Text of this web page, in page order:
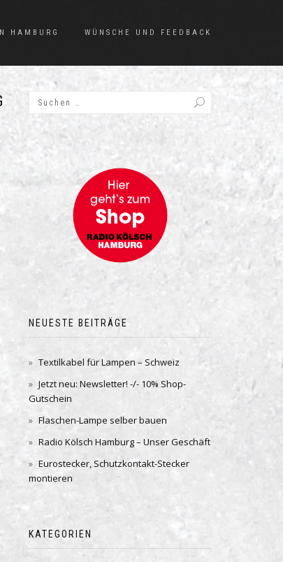
HAMBURG WÜNSCHE UND FEEDBACK
NEUESTE BEITRÄGE
Textilkabel für Lampen – Schweiz
Jetzt neu: Newsletter! -/- 10% Shop-
Gutschein
Flaschen-Lampe selber bauen
Radio Kölsch Hamburg – Unser Geschäft
Eurostecker, Schutzkontakt-Stecker
montieren
KATEGORIEN